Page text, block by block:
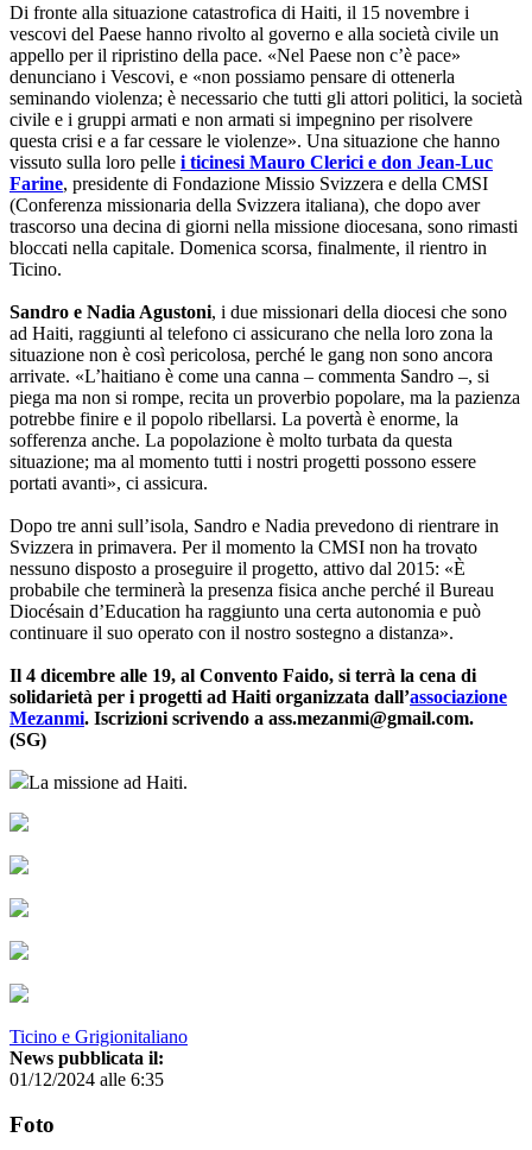
Di fronte alla situazione catastrofica di Haiti, il 15 novembre i
vescovi del Paese hanno rivolto al governo e alla società civile un
appello per il ripristino della pace. «Nel Paese non c’è pace»
denunciano i Vescovi, e «non possiamo pensare di ottenerla
seminando violenza; è necessario che tutti gli attori politici, la società
civile e i gruppi armati e non armati si impegnino per risolvere
questa crisi e a far cessare le violenze». Una situazione che hanno
vissuto sulla loro pelle i ticinesi Mauro Clerici e don Jean-Luc
Farine, presidente di Fondazione Missio Svizzera e della CMSI
(Conferenza missionaria della Svizzera italiana), che dopo aver
trascorso una decina di giorni nella missione diocesana, sono rimasti
bloccati nella capitale. Domenica scorsa, finalmente, il rientro in
Ticino.
Sandro e Nadia Agustoni, i due missionari della diocesi che sono
ad Haiti, raggiunti al telefono ci assicurano che nella loro zona la
situazione non è così pericolosa, perché le gang non sono ancora
arrivate. «L’haitiano è come una canna – commenta Sandro –, si
piega ma non si rompe, recita un proverbio popolare, ma la pazienza
potrebbe finire e il popolo ribellarsi. La povertà è enorme, la
sofferenza anche. La popolazione è molto turbata da questa
situazione; ma al momento tutti i nostri progetti possono essere
portati avanti», ci assicura.
Dopo tre anni sull’isola, Sandro e Nadia prevedono di rientrare in
Svizzera in primavera. Per il momento la CMSI non ha trovato
nessuno disposto a proseguire il progetto, attivo dal 2015: «È
probabile che terminerà la presenza fisica anche perché il Bureau
Diocésain d’Education ha raggiunto una certa autonomia e può
continuare il suo operato con il nostro sostegno a distanza».
Il 4 dicembre alle 19, al Convento Faido, si terrà la cena di
solidarietà per i progetti ad Haiti organizzata dall’associazione
Mezanmi. Iscrizioni scrivendo a ass.mezanmi@gmail.com.
(SG)
La missione ad Haiti.
Ticino e Grigionitaliano
News pubblicata il:
01/12/2024 alle 6:35
Foto